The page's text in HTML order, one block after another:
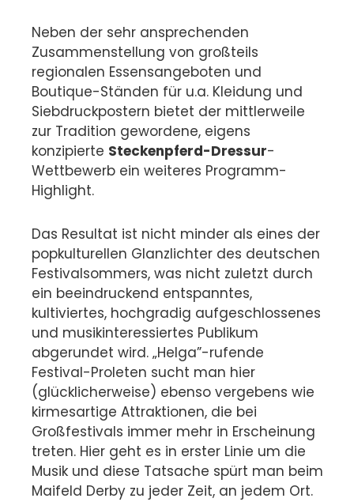
Neben der sehr ansprechenden
Zusammenstellung von großteils
regionalen Essensangeboten und
Boutique-Ständen für u.a. Kleidung und
Siebdruckpostern bietet der mittlerweile
zur Tradition gewordene, eigens
konzipierte Steckenpferd-Dressur-
Wettbewerb ein weiteres Programm-
Highlight.
Das Resultat ist nicht minder als eines der
popkulturellen Glanzlichter des deutschen
Festivalsommers, was nicht zuletzt durch
ein beeindruckend entspanntes,
kultiviertes, hochgradig aufgeschlossenes
und musikinteressiertes Publikum
abgerundet wird. „Helga”-rufende
Festival-Proleten sucht man hier
(glücklicherweise) ebenso vergebens wie
kirmesartige Attraktionen, die bei
Großfestivals immer mehr in Erscheinung
treten. Hier geht es in erster Linie um die
Musik und diese Tatsache spürt man beim
Maifeld Derby zu jeder Zeit, an jedem Ort.